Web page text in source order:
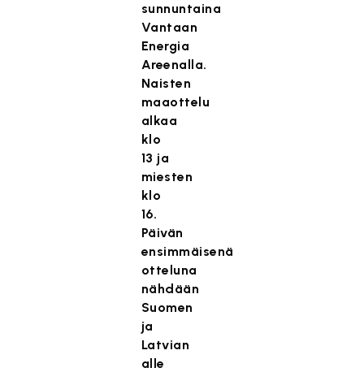
sunnuntaina
Vantaan
Energia
Areenalla.
Naisten
maaottelu
alkaa
klo
13 ja
miesten
klo
16.
Päivän
ensimmäisenä
otteluna
nähdään
Suomen
ja
Latvian
alle